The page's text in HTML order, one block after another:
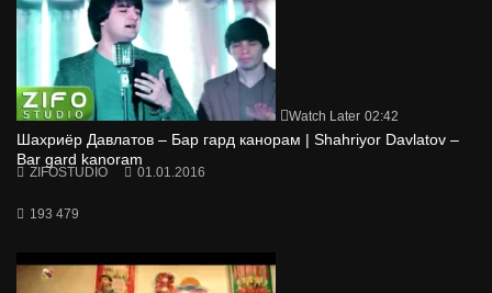
Watch Later 02:42
Шахриёр Давлатов – Бар гард канорам | Shahriyor Davlatov –
Bar gard kanoram
ZIFOSTUDIO 01.01.2016
193 479